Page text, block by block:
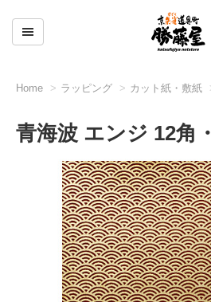
ここをクリックして左のメニューを
Home ラッピング カット紙・敷紙
青海波 エンジ 12角